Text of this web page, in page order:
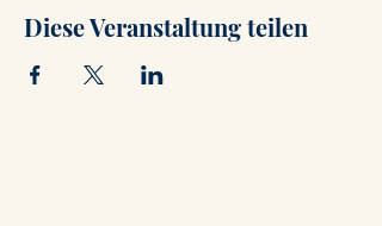
Diese Veranstaltung teilen